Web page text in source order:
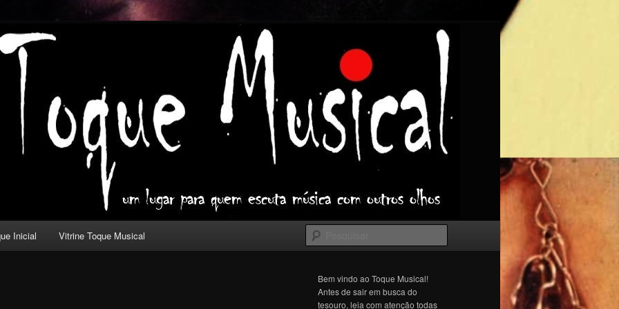
com outros olhos.
Inicial Vitrine Toque Musical
Bem vindo ao Toque Musical!
Antes de sair em busca do
tesouro, leia com atenção todas